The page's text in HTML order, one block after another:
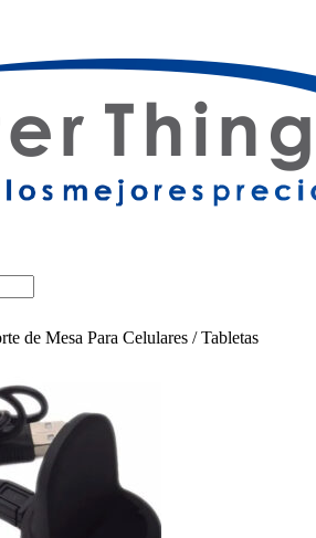
de Mesa Para Celulares / Tabletas